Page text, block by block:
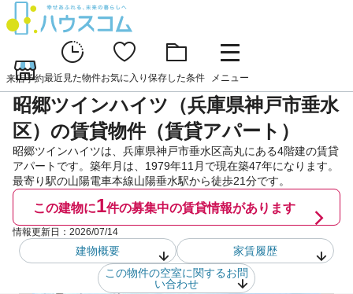
来店予約最近見た物件お気に入り 保存した条件 メニュー
昭郷ツインハイツ（兵庫県神戸市垂水
区）の賃貸物件（賃貸アパート）
昭郷ツインハイツは、兵庫県神戸市垂水区高丸にある4階建の賃貸
アパートです。築年月は、1979年11月で現在築47年になります。
最寄り駅の山陽電車本線山陽垂水駅から徒歩21分です。
この建物に1件の募集中の賃貸情報があります
情報更新日： 2026/07/14
建物概要
家賃履歴
この物件の空室に関するお問
い合わせ